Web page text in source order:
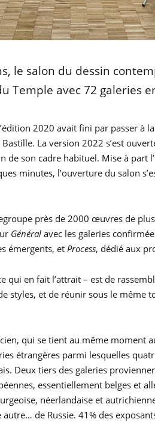
le salon du dessin
Temple avec 72 galeries
2020 avait fini par passer à
La version 2022 s’est
de son cadre habituel. Mise à part
minutes, l’ouverture du salon
près de 2000 œuvres de
Général avec les galeries
émergents, et Process, dédié aux
qui en fait l’attrait – est de
styles, et de réunir sous le même
qui se tient au même moment
étrangères parmi lesquelles
Deux tiers des galeries
essentiellement belges et
néerlandaise et
autre… de Russie. 41% des